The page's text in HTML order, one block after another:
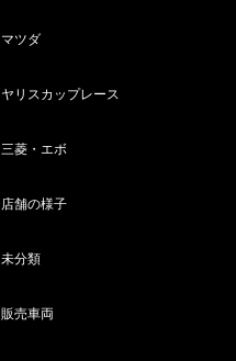
マツダ
ヤリスカップレース
三菱・エボ
店舗の様子
未分類
販売車両